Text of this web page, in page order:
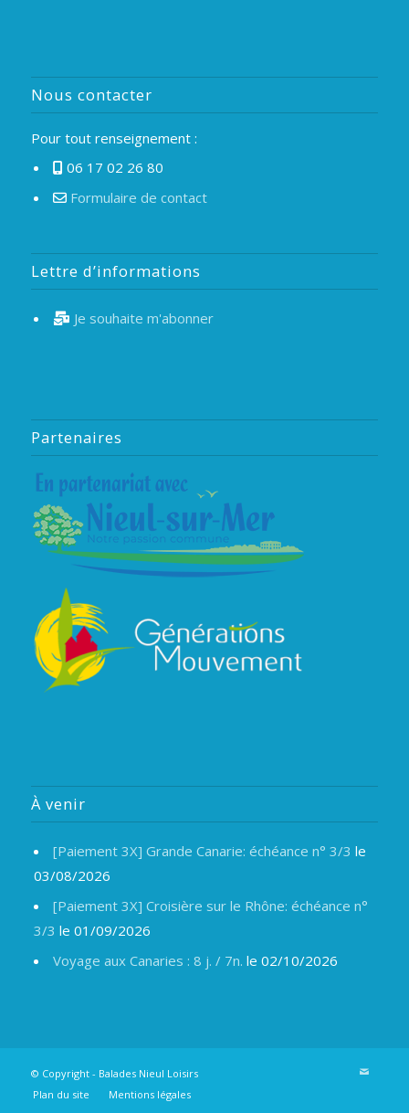
Nous contacter
Pour tout renseignement :
06 17 02 26 80
Formulaire de contact
Lettre d’informations
Je souhaite m'abonner
Partenaires
À venir
[Paiement 3X] Grande Canarie: échéance n° 3/3 le
03/08/2026
[Paiement 3X] Croisière sur le Rhône: échéance n°
3/3 le 01/09/2026
Voyage aux Canaries : 8 j. / 7n. le 02/10/2026
© Copyright - Balades Nieul Loisirs
Plan du site
Mentions légales